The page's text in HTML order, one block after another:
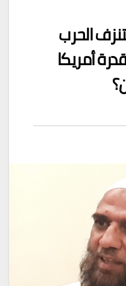
الحرب
أمريكا